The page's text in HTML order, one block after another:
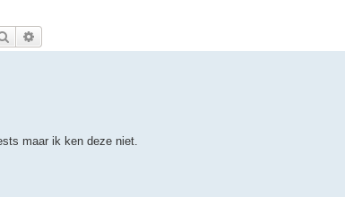
Zoek
maar ik ken deze niet.